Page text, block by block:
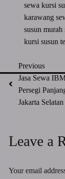
sewa kursi
karawang
susun murah
kursi susun
Previous
Jasa Sewa
Persegi
Jakarta Selatan
Leave a
Your email